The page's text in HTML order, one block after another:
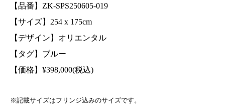
【品番】ZK-SPS250605-019
【サイズ】254 x 175cm
【デザイン】オリエンタル
【タグ】ブルー
【価格】 ¥398,000(税込)
※記載サイズはフリンジ込みのサイズです。